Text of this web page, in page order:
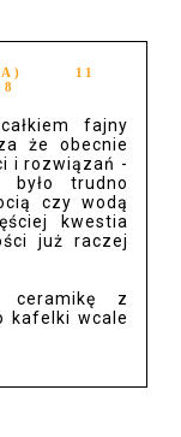
11
fajny
że obecnie
i rozwiązań -
było trudno
czy wodą
kwestia
już raczej
ceramikę z
kafelki wcale